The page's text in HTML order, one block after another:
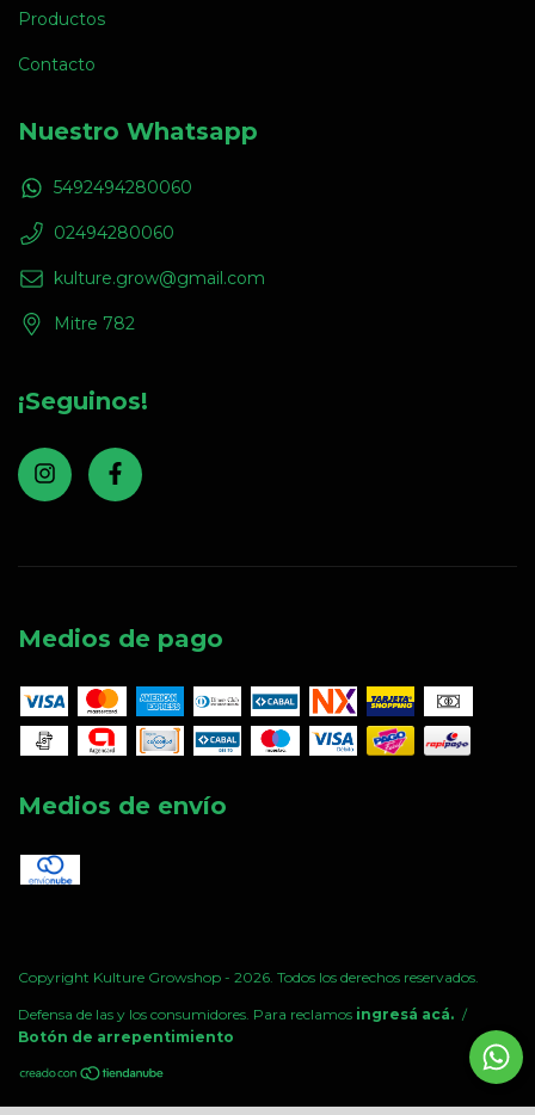
Productos
Contacto
Nuestro Whatsapp
5492494280060
02494280060
kulture.grow@gmail.com
Mitre 782
¡Seguinos!
Medios de pago
Medios de envío
Copyright Kulture Growshop - 2026. Todos los derechos reservados.
Defensa de las y los consumidores. Para reclamos ingresá acá. /
Botón de arrepentimiento